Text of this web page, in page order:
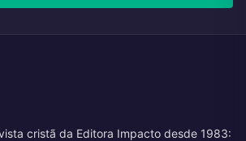
cristã da Editora Impacto desde 1983: